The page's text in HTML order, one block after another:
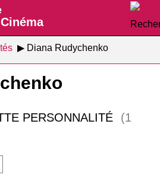
Diana Rudychenko
PERSONNALITÉ
(1